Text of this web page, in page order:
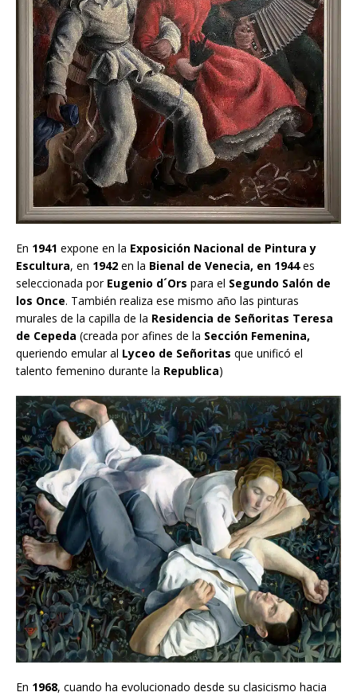
En 1941 expone en la Exposición Nacional de Pintura y
Escultura, en 1942 en la Bienal de Venecia, en 1944es
seleccionada por Eugenio d´Ors para el Segundo Salón de
los Once. También realiza ese mismo año las pinturas
murales de la capilla de la Residencia de Señoritas Teresa
de Cepeda (creada por afines de la Sección Femenina,
queriendo emular al Lyceo de Señoritas que unificó el
talento femenino durante la Republica)
En 1968, cuando ha evolucionado desde su clasicismo hacia